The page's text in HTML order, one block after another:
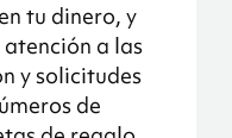
tu dinero, y
a las
y solicitudes
de